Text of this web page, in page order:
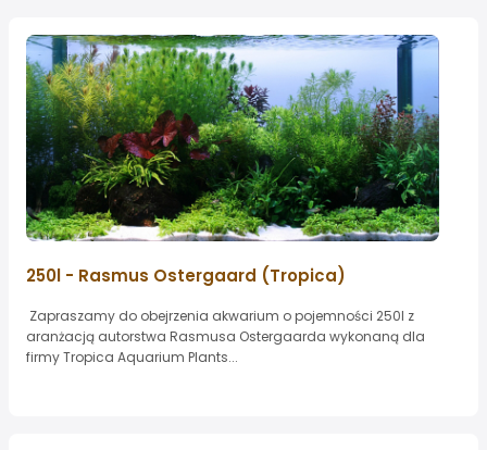
250l - Rasmus Ostergaard (Tropica)
Zapraszamy do obejrzenia akwarium o pojemności 250l z
aranżacją autorstwa Rasmusa Ostergaarda wykonaną dla
firmy Tropica Aquarium Plants...